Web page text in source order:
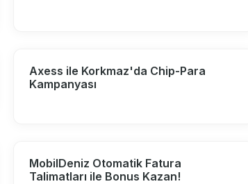
Axess ile Korkmaz'da Chip-Para
Kampanyası
MobilDeniz Otomatik Fatura
Talimatları ile Bonus Kazan!